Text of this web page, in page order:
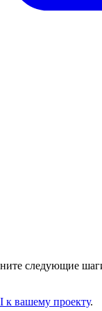
следующие
к вашему проекту.